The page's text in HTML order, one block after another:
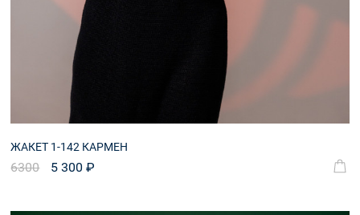
ЖАКЕТ 1-142 КАРМЕН
6300 5 300 ₽